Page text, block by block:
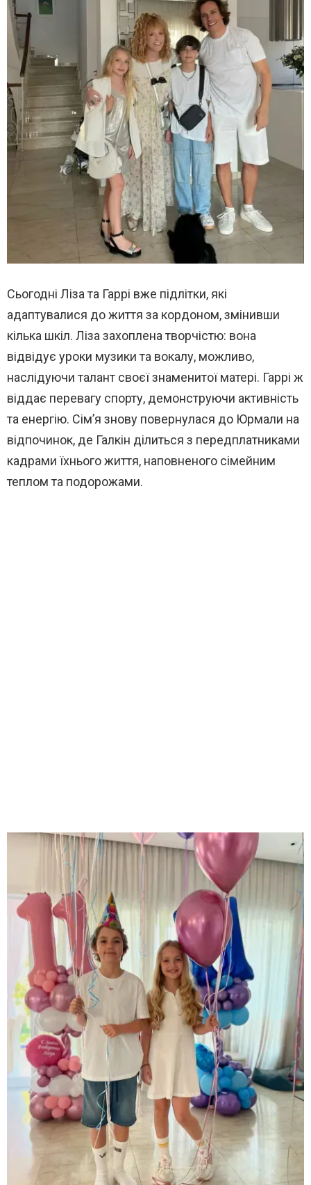
Сьогодні Ліза та Гаррі вже підлітки, які
адаптувалися до життя за кордоном, змінивши
кілька шкіл. Ліза захоплена творчістю: вона
відвідує уроки музики та вокалу, можливо,
наслідуючи талант своєї знаменитої матері. Гаррі ж
віддає перевагу спорту, демонструючи активність
та енергію. Сім’я знову повернулася до Юрмали на
відпочинок, де Галкін ділиться з передплатниками
кадрами їхнього життя, наповненого сімейним
теплом та подорожами.